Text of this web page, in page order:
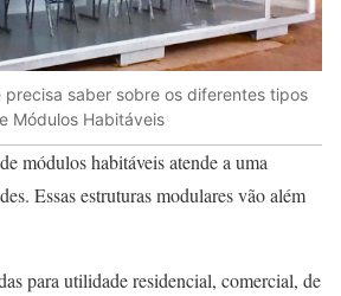
precisa saber sobre os diferentes tipos
Módulos Habitáveis
módulos habitáveis atende a uma
Essas estruturas modulares vão além
para utilidade residencial, comercial, de